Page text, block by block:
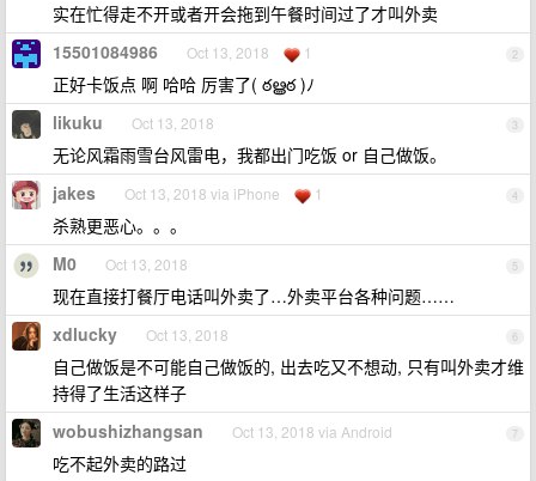
实在忙得走不开或者开会拖到午餐时间过了才叫外卖
2
15501084986 Oct 13, 2018 1
正好卡饭点 啊 哈哈 厉害了( ఠൠఠ )ﾉ
3
likuku Oct 13, 2018
无论风霜雨雪台风雷电，我都出门吃饭 or 自己做饭。
4
jakes Oct 13, 2018 via iPhone 1
杀熟更恶心。。。
5
M0 Oct 13, 2018
现在直接打餐厅电话叫外卖了…外卖平台各种问题……
6
xdlucky Oct 13, 2018
自己做饭是不可能自己做饭的, 出去吃又不想动, 只有叫外卖才维
持得了生活这样子
7
wobushizhangsan Oct 13, 2018 via Android
吃不起外卖的路过